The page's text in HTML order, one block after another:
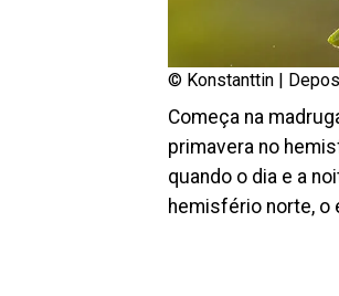
© Konstanttin |
Começa na
primavera no
quando o dia e a
hemisfério norte, o